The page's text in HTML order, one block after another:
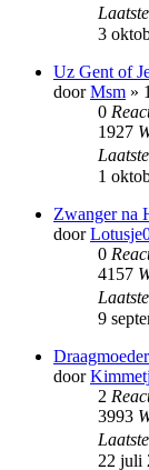
3
Uz Gent of
doorMsm »
0
1927
1
Zwanger na
door
0
4157
9
door
2
3993
22 juli